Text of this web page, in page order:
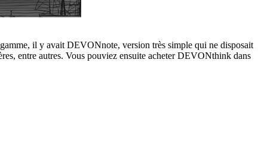
il y avait DEVONnote, version très simple qui ne disposait
entre autres. Vous pouviez ensuite acheter DEVONthink dans